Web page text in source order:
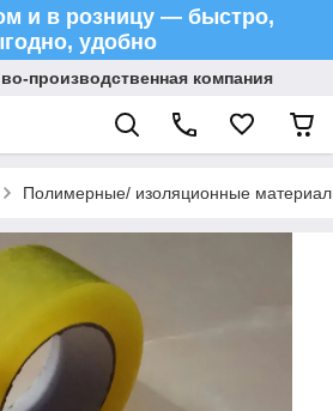
и в розницу — быстро,
удобно
производственная компания
Полимерные/ изоляционные